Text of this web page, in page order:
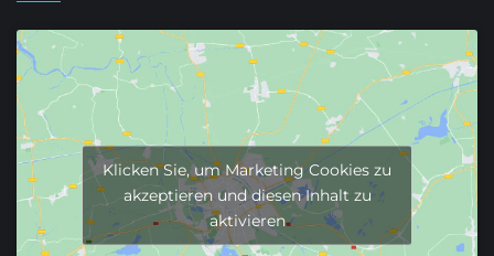
Klicken Sie, um Marketing Cookies zu
akzeptieren und diesen Inhalt zu
aktivieren